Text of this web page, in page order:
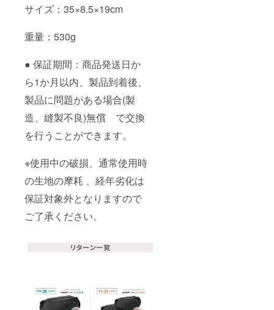
サイズ：35×8.5×19cm
重量：530g
● 保証期間：商品発送⽇か
ら1か月以内、製品到着後、
製品に問題がある場合(製
造、縫製不良)無償 で交換
を⾏うことができます。
※使用中の破損、通常使用時
の生地の摩耗 、経年劣化は
保証対象外となりますので
ご了承ください。